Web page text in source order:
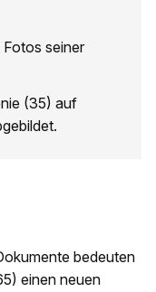
seiner
(35) auf
bedeuten
einen neuen